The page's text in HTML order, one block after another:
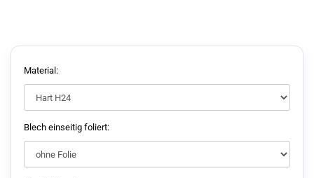
Material:
Blech einseitig foliert: